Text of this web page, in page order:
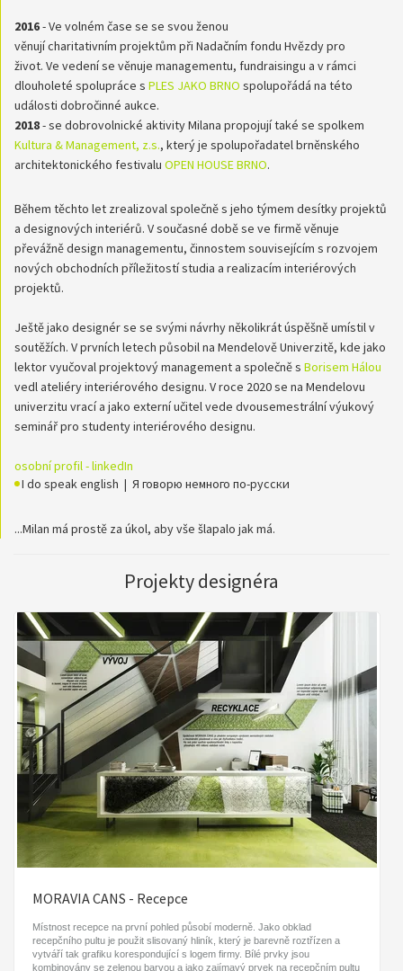
2016- Ve volném čase se se svou ženou
věnují charitativním projektům při Nadačním fondu Hvězdy pro
život. Ve vedení se věnuje managementu, fundraisingu a v rámci
dlouholeté spolupráce s PLES JAKO BRNO spolupořádá na této
události dobročinné aukce.
2018- se dobrovolnické aktivity Milana propojují také se spolkem
Kultura & Management, z.s., který je spolupořadatel brněnského
architektonického festivalu OPEN HOUSE BRNO.
Během těchto let zrealizoval společně s jeho týmem desítky projektů
a designových interiérů. V současné době se ve firmě věnuje
převážně design managementu, činnostem souvisejícím s rozvojem
nových obchodních příležitostí studia a realizacím interiérových
projektů.
Ještě jako designér se se svými návrhy několikrát úspěšně umístil v
soutěžích. V prvních letech působil na Mendelově Univerzitě, kde jako
lektor vyučoval projektový management a společně s Borisem Hálou
vedl ateliéry interiérového designu. V roce 2020 se na Mendelovu
univerzitu vrací a jako externí učitel vede dvousemestrální výukový
seminář pro studenty interiérového designu.
osobní profil - linkedIn
I do speak english | Я говорю немного по-русски
...Milan má prostě za úkol, aby vše šlapalo jak má.
Projekty designéra
MORAVIA CANS - Recepce
Místnost recepce na první pohled působí moderně. Jako obklad
recepčního pultu je použit slisovaný hliník, který je barevně roztřízen a
vytváří tak grafiku korespondující s logem firmy. Bílé prvky jsou
kombinovány se zelenou barvou a jako zajímavý prvek na recepčním pultu